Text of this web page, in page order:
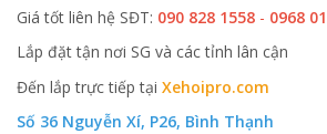
Giá tốt liên hệ SĐT: 090 828 1558 - 0968
Lắp đặt tận nơi SG và các tỉnh lân cận
Đến lắp trực tiếp tại Xehoipro.com
Số 36 Nguyễn Xí, P26, Bình Thạnh